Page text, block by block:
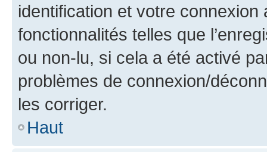
identification et votre
fonctionnalités telles que
ou non-lu, si cela a été activé
problèmes de connexion/
les corriger.
Haut